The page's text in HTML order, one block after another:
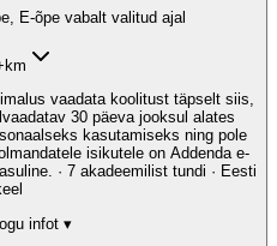
E-õpe vabalt valitud ajal
vaadata koolitust täpselt siis,
30 päeva jooksul alates
kasutamiseks ning pole
isikutele on Addenda e-
· 7 akadeemilist tundi · Eesti
infot ▾